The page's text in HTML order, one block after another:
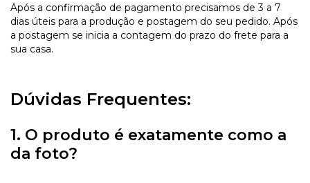
Após a confirmação de pagamento precisamos de 3 a 7
dias úteis para a produção e postagem do seu pedido. Após
a postagem se inicia a contagem do prazo do frete para a
sua casa.
Dúvidas Frequentes:
1. O produto é exatamente como a
da foto?